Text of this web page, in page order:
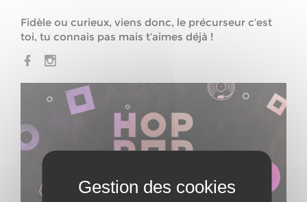
Fidèle ou curieux, viens donc, le précurseur c’est
toi, tu connais pas mais t’aimes déjà !